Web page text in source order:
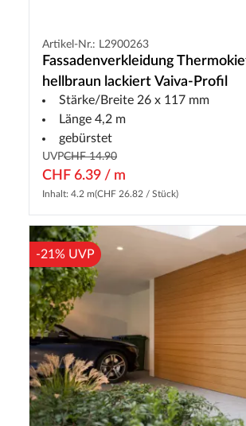
Artikel-Nr.: L2900263
Fassadenverkleidung
hellbraun lackiert Vaiva-Profil
Stärke/Breite 26 x 117 mm
Länge 4,2 m
gebürstet
UVPCHF 14.90
CHF 6.39 / m
Inhalt: 4.2 m(CHF 26.82 / Stück)
-21% UVP